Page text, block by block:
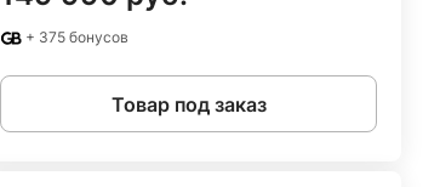
+ 375 бонусов
Товар под заказ